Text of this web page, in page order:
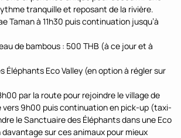
tranquille et reposant de la rivière.
Taman à 11h30 puis continuation jusqu’à
de bambous : 500 THB (à ce jour et à
Éléphants Eco Valley (en option à régler sur
par la route pour rejoindre le village de
vers 9h00 puis continuation en pick-up (taxi-
le Sanctuaire des Éléphants dans une Eco
davantage sur ces animaux pour mieux